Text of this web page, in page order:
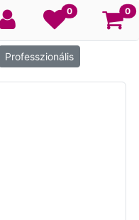
0 0
Professzionális